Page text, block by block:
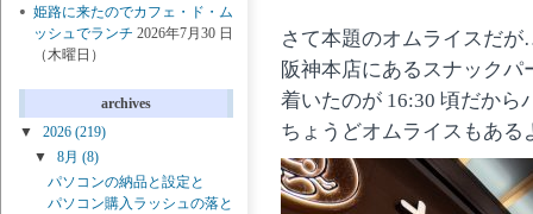
姫路に来たのでカフェ・ド・ム
ッシュでランチ 2026年7月30 日
（木曜日）
archives
▼
2026 (219)
▼
8月 (8)
パソコンの納品と設定と
パソコン購入ラッシュの落と
さて本題のオムライスだ
阪神本店にあるスナック
着いたのが 16:30 頃だか
ちょうどオムライスもあ